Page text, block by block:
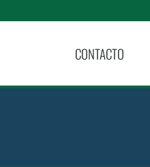
CONTACTO